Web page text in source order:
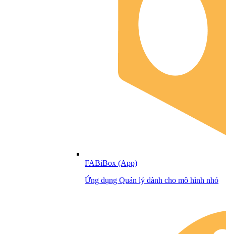
FABiBox (App)
Ứng dụng Quản lý dành cho mô hình nhỏ